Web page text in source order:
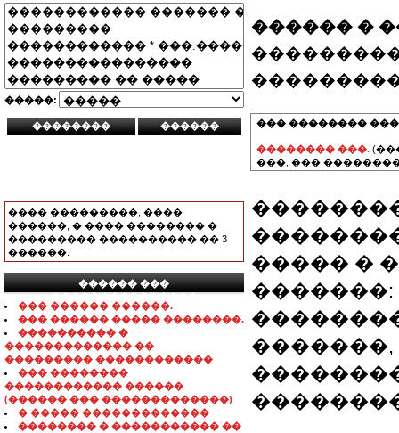
�����:
���� ���������, ����
������, � ���� �������� �
��������� ���������� �� 3
������.
������ ���
���������������
��� ������ ������.
��� ������ ����� ��������.
���������� �
������������� ��
��������� ������������
��� ��������
������������ ������
(������ ��� �������������)
� ����� �������������
�������� � ����������� ��
������ �
��� ��������
�������� ���.
���, ���
����� �